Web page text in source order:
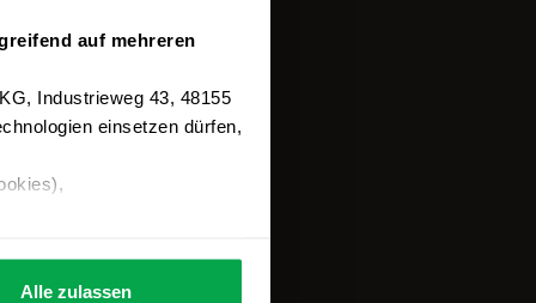
auf mehreren
Industrieweg 43, 48155
einsetzen dürfen,
Alle zulassen